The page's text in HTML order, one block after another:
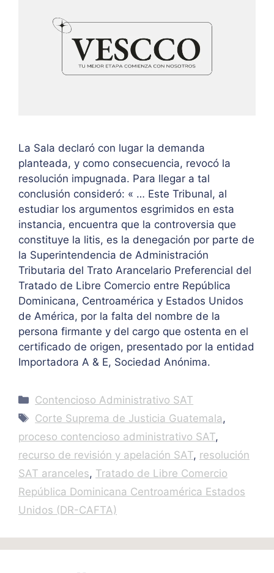
La Sala declaró con lugar la demanda
planteada, y como consecuencia, revocó la
resolución impugnada. Para llegar a tal
conclusión consideró: « … Este Tribunal, al
estudiar los argumentos esgrimidos en esta
instancia, encuentra que la controversia que
constituye la litis, es la denegación por parte de
la Superintendencia de Administración
Tributaria del Trato Arancelario Preferencial del
Tratado de Libre Comercio entre República
Dominicana, Centroamérica y Estados Unidos
de América, por la falta del nombre de la
persona firmante y del cargo que ostenta en el
certificado de origen, presentado por la entidad
Importadora A & E, Sociedad Anónima.
Categories
Contencioso Administrativo SAT
Tags
Corte Suprema de Justicia Guatemala,
proceso contencioso administrativo SAT,
recurso de revisión y apelación SAT, resolución
SAT aranceles, Tratado de Libre Comercio
República Dominicana Centroamérica Estados
Unidos (DR-CAFTA)